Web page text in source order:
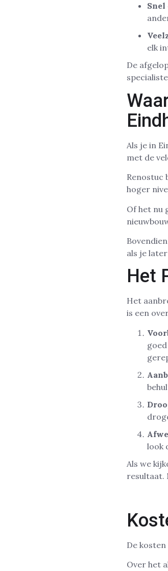
elk
De
Als je in
met de
Renostuc
hoger
Of het nu
als je
Het
Het
is een
look
Als we
resultaat.
De
Over het